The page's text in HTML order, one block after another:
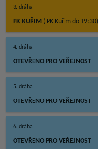
3. dráha
PK KUŘIM ( PK Kuřim do 19:30)
4. dráha
OTEVŘENO PRO VEŘEJNOST
5. dráha
OTEVŘENO PRO VEŘEJNOST
6. dráha
OTEVŘENO PRO VEŘEJNOST